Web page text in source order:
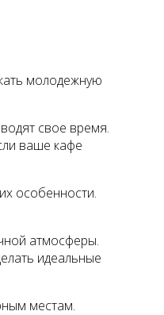
молодежную
свое время.
ваше кафе
особенности.
атмосферы.
идеальные
местам.